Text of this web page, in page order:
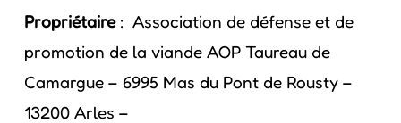
Propriétaire: Association de défense et de
promotion de la viande AOP Taureau de
Camargue – 6995 Mas du Pont de Rousty –
13200 Arles –